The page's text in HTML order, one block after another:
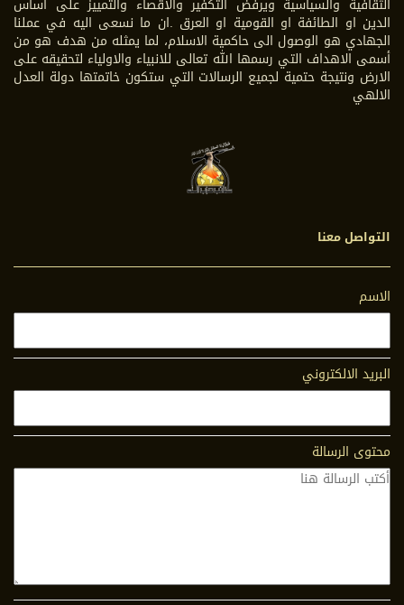
الدين او الطائفة او القومية او العرق .ان ما نسعى اليه في عملنا
الجهادي هو الوصول الى حاكمية الاسلام، لما يمثله من هدف هو من
أسمى الاهداف التي رسمها الله تعالى للانبياء والاولياء لتحقيقه على
الارض ونتيجة حتمية لجميع الرسالات التي ستكون خاتمتها دولة العدل
الالهي
التواصل معنا
الاسم
البريد الالكتروني
محتوى الرسالة